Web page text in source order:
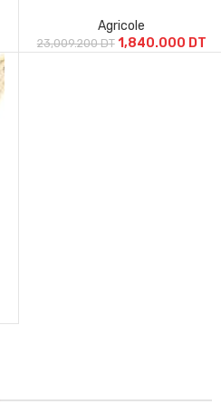
Agricole
23,009.200DT 1,840.000 DT